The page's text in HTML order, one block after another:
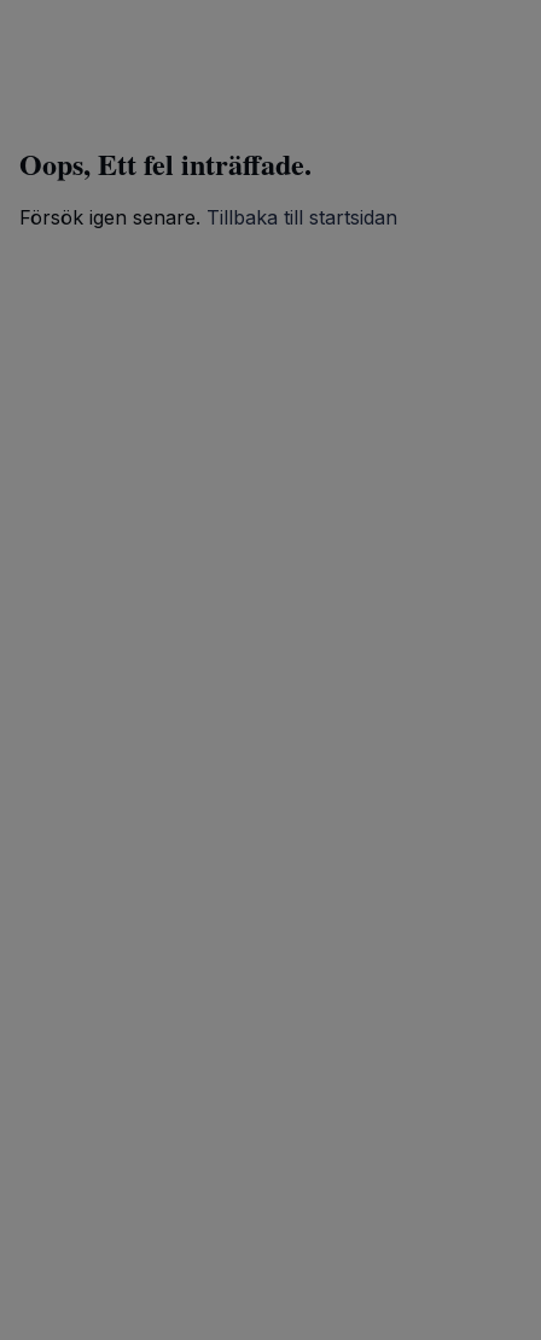
Oops, Ett fel inträffade.
Försök igen senare. Tillbaka till startsidan